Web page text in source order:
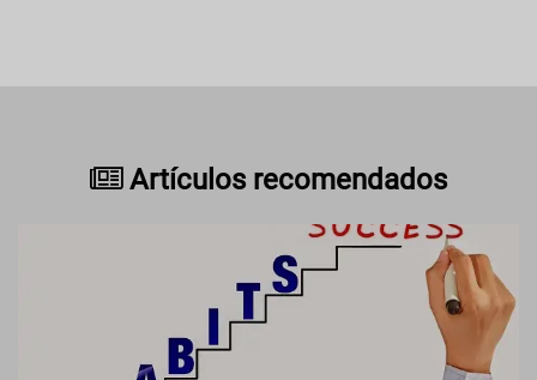
Artículos recomendados